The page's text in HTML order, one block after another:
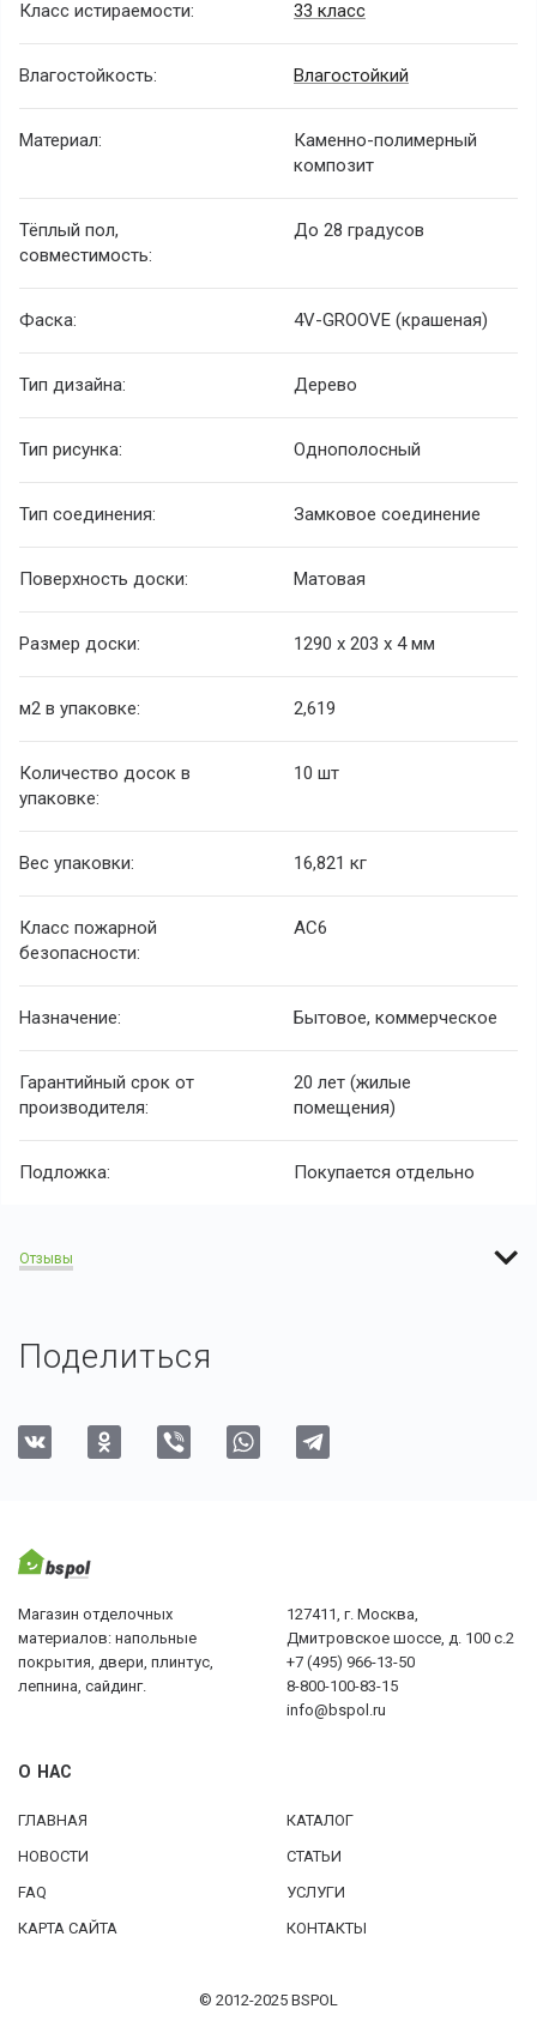
Класс истираемости: 33 класс
Влагостойкость: Влагостойкий
Материал:
Каменно-полимерный
композит
Тёплый пол,
совместимость:
До 28 градусов
Фаска: 4V-GROOVE (крашеная)
Тип дизайна: Дерево
Тип рисунка: Однополосный
Тип соединения: Замковое соединение
Поверхность доски: Матовая
Размер доски: 1290 х 203 х 4 мм
м2 в упаковке: 2,619
Количество досок в
упаковке:
10 шт
Вес упаковки: 16,821 кг
Класс пожарной
безопасности:
AC6
Назначение: Бытовое, коммерческое
Гарантийный срок от
производителя:
20 лет (жилые
помещения)
Подложка: Покупается отдельно
Отзывы
Поделиться
Магазин отделочных
материалов: напольные
покрытия, двери, плинтус,
лепнина, сайдинг.
127411, г. Москва,
Дмитровское шоссе, д. 100 с.2
+7 (495) 966-13-50
8-800-100-83-15
info@bspol.ru
О НАС
ГЛАВНАЯ
КАТАЛОГ
НОВОСТИ
СТАТЬИ
FAQ
УСЛУГИ
КАРТА САЙТА
КОНТАКТЫ
© 2012-2025 BSPOL